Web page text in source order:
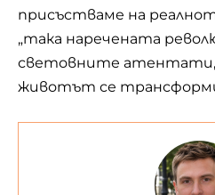
присъстваме на
„така наречената
световните атентати,
животът се